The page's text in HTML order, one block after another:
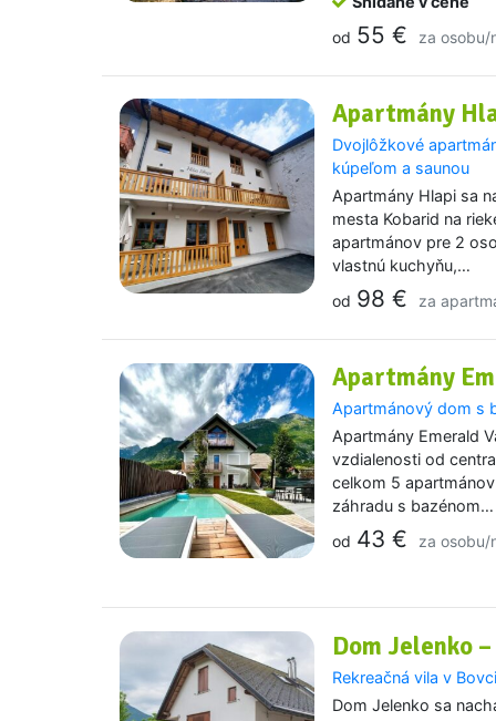
od 55 € za osobu/
Apartmány
Dvojlôžkové
kúpeľom a saunou
Apartmány Hlapi sa
mesta Kobarid na
apartmánov pre 2
vlastnú kuchyňu,…
od 98 € za
Apartmány
Apartmánový dom s
Apartmány Emerald
vzdialenosti od
celkom 5
záhradu s bazénom…
od 43 € za osobu/
Dom Jelenko
Rekreačná vila v
Dom Jelenko sa